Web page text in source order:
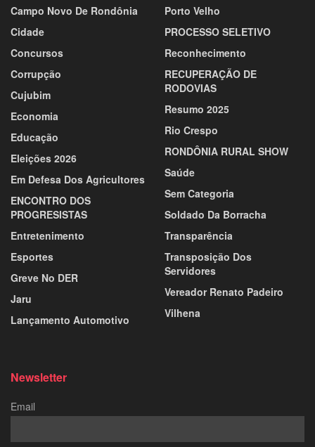
Campo Novo De Rondônia
Cidade
Concursos
Corrupção
Cujubim
Economia
Educação
Eleições 2026
Em Defesa Dos Agricultores
ENCONTRO DOS
PROGRESISTAS
Entretenimento
Esportes
Greve No DER
Jaru
Lançamento Automotivo
Porto Velho
PROCESSO SELETIVO
Reconhecimento
RECUPERAÇÃO DE
RODOVIAS
Resumo 2025
Rio Crespo
RONDÔNIA RURAL SHOW
Saúde
Sem Categoria
Soldado Da Borracha
Transparência
Transposição Dos
Servidores
Vereador Renato Padeiro
Vilhena
Newsletter
Email